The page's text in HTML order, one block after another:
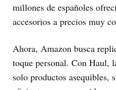
millones de españoles
accesorios a precios muy
Ahora, Amazon busca
toque personal. Con Haul,
solo productos asequibles,